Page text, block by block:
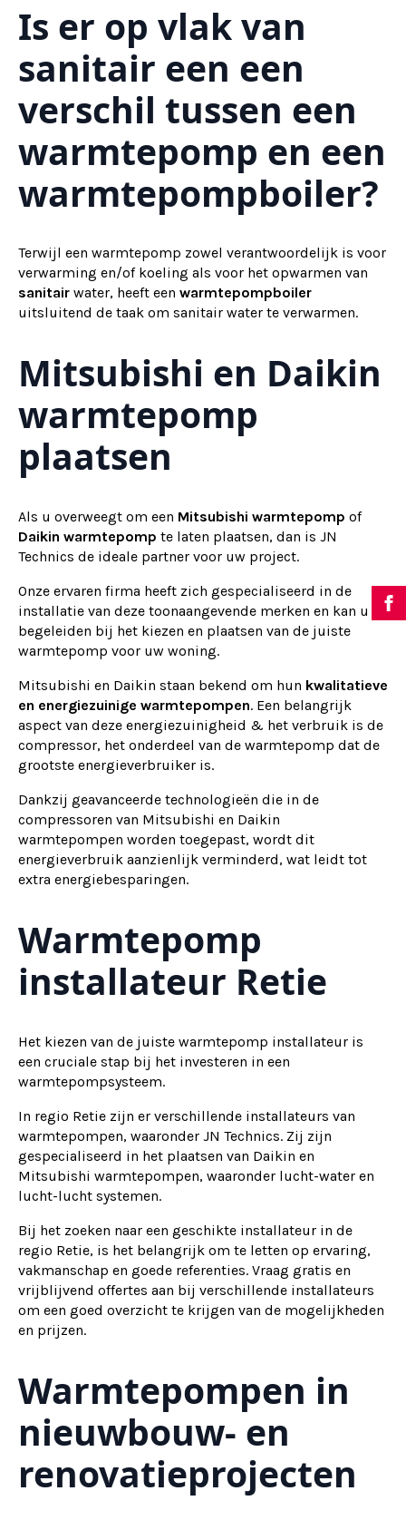
Is er op vlak van
sanitair een een
verschil tussen een
warmtepomp en een
warmtepompboiler?
Terwijl een warmtepomp zowel verantwoordelijk is voor
verwarming en/of koeling als voor het opwarmen van
sanitair water, heeft een warmtepompboiler
uitsluitend de taak om sanitair water te verwarmen.
Mitsubishi en Daikin
warmtepomp
plaatsen
Als u overweegt om een Mitsubishi warmtepomp of
Daikin warmtepomp te laten plaatsen, dan is JN
Technics de ideale partner voor uw project.
Onze ervaren firma heeft zich gespecialiseerd in de
installatie van deze toonaangevende merken en kan u
begeleiden bij het kiezen en plaatsen van de juiste
warmtepomp voor uw woning.
Mitsubishi en Daikin staan bekend om hun kwalitatieve
en energiezuinige warmtepompen. Een belangrijk
aspect van deze energiezuinigheid & het verbruik is de
compressor, het onderdeel van de warmtepomp dat de
grootste energieverbruiker is.
Dankzij geavanceerde technologieën die in de
compressoren van Mitsubishi en Daikin
warmtepompen worden toegepast, wordt dit
energieverbruik aanzienlijk verminderd, wat leidt tot
extra energiebesparingen.
Warmtepomp
installateur Retie
Het kiezen van de juiste warmtepomp installateur is
een cruciale stap bij het investeren in een
warmtepompsysteem.
In regio Retie zijn er verschillende installateurs van
warmtepompen, waaronder JN Technics. Zij zijn
gespecialiseerd in het plaatsen van Daikin en
Mitsubishi warmtepompen, waaronder lucht-water en
lucht-lucht systemen.
Bij het zoeken naar een geschikte installateur in de
regio Retie, is het belangrijk om te letten op ervaring,
vakmanschap en goede referenties. Vraag gratis en
vrijblijvend offertes aan bij verschillende installateurs
om een goed overzicht te krijgen van de mogelijkheden
en prijzen.
Warmtepompen in
nieuwbouw- en
renovatieprojecten